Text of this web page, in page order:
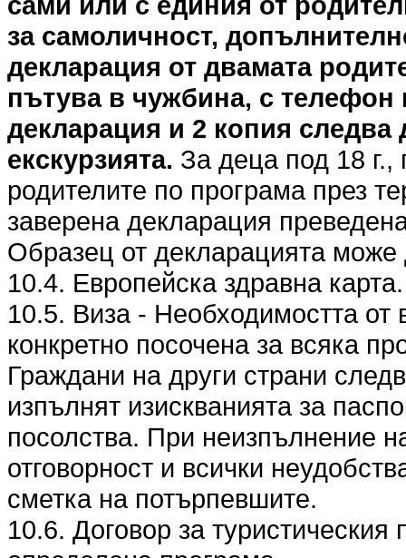
за самоличност,
декларация от двамата
пътува в чужбина, с телефон
декларация и 2 копия следва
екскурзията. За деца под 18
родителите по програма през
заверена декларация
Образец от декларацията
10.4. Европейска здравна карта.
10.5. Виза - Необходимостта от
конкретно посочена за всяка
Граждани на други страни
изпълнят изискванията за
посолства. При неизпълнение
отговорност и всички
сметка на потърпевшите.
10.6. Договор за